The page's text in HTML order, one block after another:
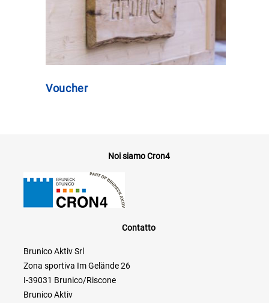
Voucher
Noi siamo Cron4
Contatto
Brunico Aktiv Srl
Zona sportiva Im Gelände 26
I-39031 Brunico/Riscone
Brunico Aktiv